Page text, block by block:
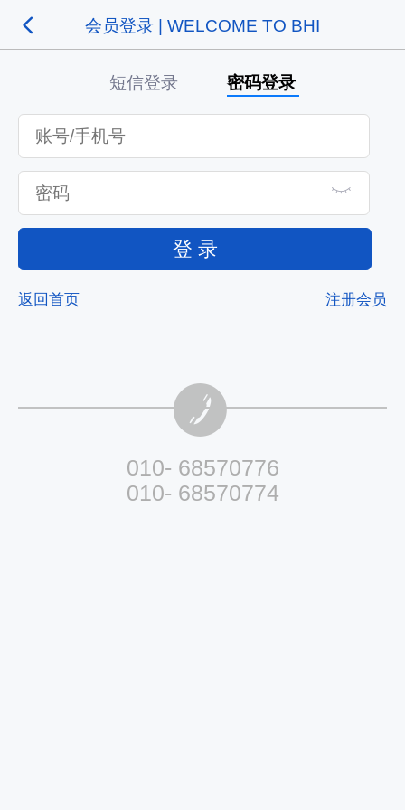
会员登录 | WELCOME TO BHI
短信登录 密码登录
登 录
返回首页 注册会员
010- 68570776
010- 68570774